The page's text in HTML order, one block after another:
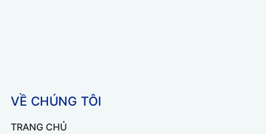
VỀ CHÚNG TÔI
TRANG CHỦ